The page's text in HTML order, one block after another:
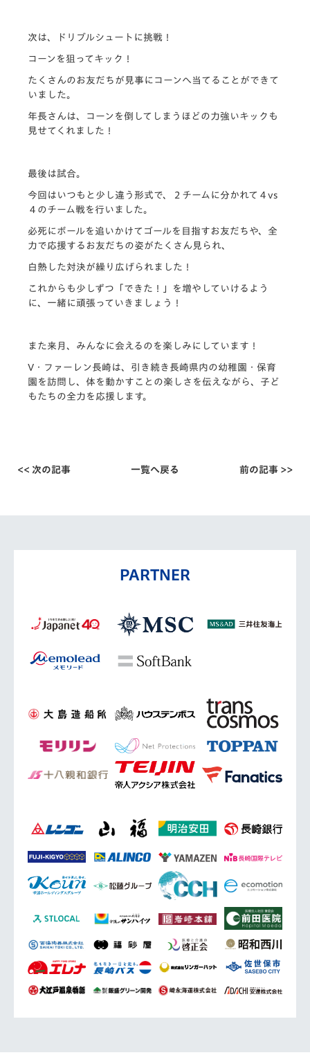
次は、ドリブルシュートに挑戦！
コーンを狙ってキック！
たくさんのお友だちが見事にコーンへ当てることができて
いました 。
年長さんは、
コーンを倒してしまうほどの力強いキックも
見せてくれました！
最後は試合。
今回はいつもと少し違う形式で、
２チームに分かれて４vs
４のチーム戦を行いました。
必死にボールを追いかけてゴールを目指すお友だちや、 全
力で応援するお友だちの姿がたくさん見られ、
白熱した対決が繰り広げられました！
これからも少しずつ「できた！」を増やしていけるよう
に、 一緒に頑張っていきましょう！
また来月、みんなに会えるのを楽しみにしています！
V・ファーレン長崎は、引き続き長崎県内の幼稚園・ 保育
園を訪問し、体を動かすことの楽しさを伝えながら、 子ど
もたちの全力を応援します。
<< 次の記事 一覧へ戻る 前の記事 >>
PARTNER